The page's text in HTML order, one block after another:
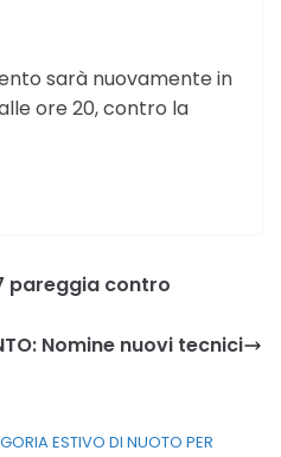
sarà nuovamente in
ore 20, contro la
pareggia contro
Nomine nuovi tecnici
ESTIVO DI NUOTO PER